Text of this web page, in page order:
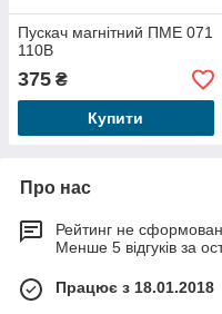
Пускач магнітний ПМЕ 071
110В
375 ₴
Купити
Про нас
Рейтинг не
Менше 5 відгуків за
Працює з 18.01.2018